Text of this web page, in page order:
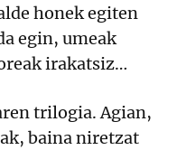
honek egiten
egin, umeak
irakatsiz…
trilogia. Agian,
baina niretzat